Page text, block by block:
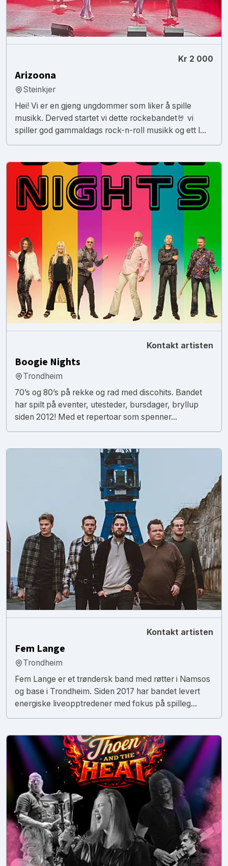
Kr 2 000
Arizoona
Steinkjer
Hei! Vi er en gjeng ungdommer som liker å spille
musikk. Derved startet vi dette rockebandet🤘 vi
spiller god gammaldags rock-n-roll musikk og ett l...
Kontakt artisten
Boogie Nights
Trondheim
70’s og 80’s på rekke og rad med discohits. Bandet
har spilt på eventer, utesteder, bursdager, bryllup
siden 2012! Med et repertoar som spenner...
Kontakt artisten
Fem Lange
Trondheim
Fem Lange er et trøndersk band med røtter i Namsos
og base i Trondheim. Siden 2017 har bandet levert
energiske liveopptredener med fokus på spilleg...